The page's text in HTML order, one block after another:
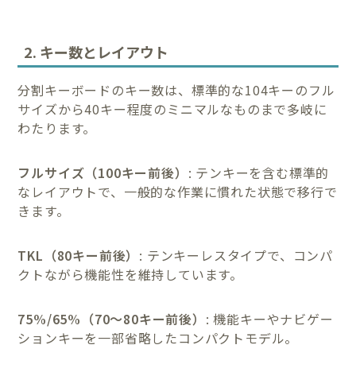
2. キー数とレイアウト
分割キーボードのキー数は、標準的な104キーのフル
サイズから40キー程度のミニマルなものまで多岐に
わたります。
フルサイズ（100キー前後） : テンキーを含む標準的
なレイアウトで、一般的な作業に慣れた状態で移行で
きます。
TKL（80キー前後） : テンキーレスタイプで、コンパ
クトながら機能性を維持しています。
75%/65%（70〜80キー前後） : 機能キーやナビゲー
ションキーを一部省略したコンパクトモデル。